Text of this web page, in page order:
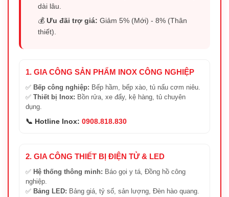
dài lâu.
💰Ưu đãi trợ giá: Giảm 5% (Mới) - 8% (Thân
thiết).
1. GIA CÔNG SẢN PHẨM INOX CÔNG NGHIỆP
✅ Bếp công nghiệp: Bếp hầm, bếp xào, tủ nấu cơm niêu.
✅ Thiết bị Inox: Bồn rửa, xe đẩy, kệ hàng, tủ chuyên
dụng.
📞 Hotline Inox: 0908.818.830
2. GIA CÔNG THIẾT BỊ ĐIỆN TỬ & LED
✅ Hệ thống thông minh: Báo gọi y tá, Đồng hồ công
nghiệp.
✅ Bảng LED: Bảng giá, tỷ số, sản lượng, Đèn hào quang.